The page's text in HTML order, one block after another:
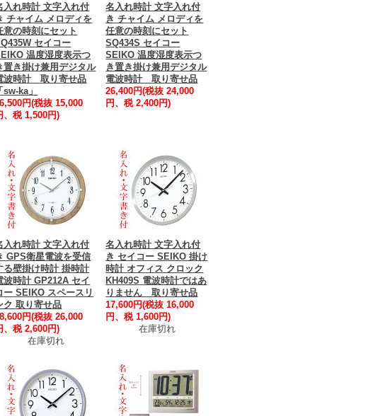
入れ時計 文字入れ付
チャイム メロディを
意の時刻にセット
セイコー
温度湿度表示つ
置き掛け兼用デジタル
波時計 取り寄せ品
「sw-ka」
円(税抜 15,000
、税 1,500円)
名入れ時計 文字入れ付
き チャイム メロディを
任意の時刻にセット
SQ434S セイコー
SEIKO 温度湿度表示つ
き置き掛け兼用デジタル
電波時計 取り寄せ品
26,400円(税抜 24,000
円、税 2,400円)
入れ時計 文字入れ付
GPS衛星電波を受信
る壁掛け時計 掛時計
波時計 GP212A セイ
ー SEIKO スペースリ
ク 取り寄せ品
円(税抜 26,000
、税 2,600円)
在庫切れ
名入れ時計 文字入れ付
き セイコー SEIKO 掛け
時計 オフィス クロック
KH409S 電波時計ではあ
りません 取り寄せ品
17,600円(税抜 16,000
円、税 1,600円)
在庫切れ